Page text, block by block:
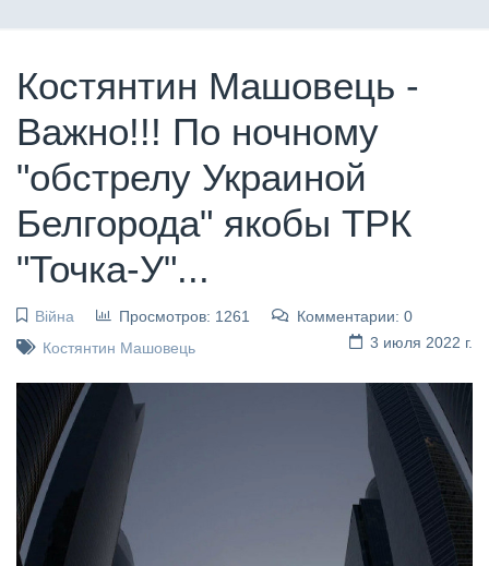
Костянтин Машовець -
Важно!!! По ночному
"обстрелу Украиной
Белгорода" якобы ТРК
"Точка-У"...
Війна Просмотров: 1261
Комментарии: 0
3 июля 2022 г.
Костянтин Машовець